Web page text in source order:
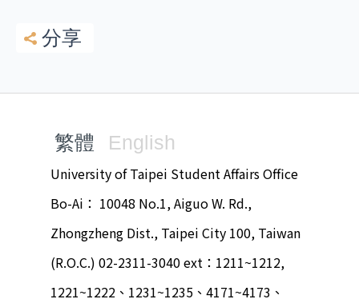
分享
繁體 English
University of Taipei Student Affairs Office
Bo-Ai： 10048 No.1, Aiguo W. Rd.,
Zhongzheng Dist., Taipei City 100, Taiwan
(R.O.C.) 02-2311-3040 ext：1211~1212,
1221~1222、1231~1235、4171~4173、